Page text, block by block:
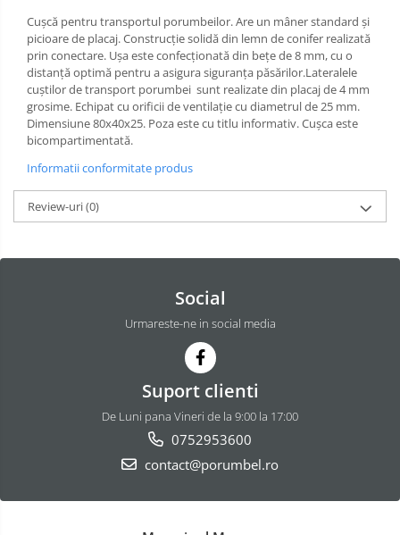
Cușcă pentru transportul porumbeilor. Are un mâner standard și
picioare de placaj. Construcție solidă din lemn de conifer realizată
prin conectare. Ușa este confecționată din bețe de 8 mm, cu o
distanță optimă pentru a asigura siguranța păsărilor.Lateralele
cuștilor de transport porumbei sunt realizate din placaj de 4 mm
grosime. Echipat cu orificii de ventilație cu diametrul de 25 mm.
Dimensiune 80x40x25. Poza este cu titlu informativ. Cușca este
bicompartimentată.
Informatii conformitate produs
Review-uri(0)
Social
Urmareste-ne in social media
Suport clienti
De Luni pana Vineri de la 9:00 la 17:00
0752953600
contact@porumbel.ro